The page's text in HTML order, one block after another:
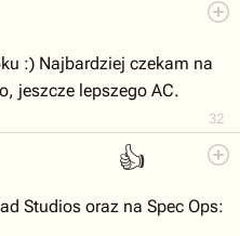
32
:) Najbardziej czekam na
jeszcze lepszego AC.
👍
Studios oraz na Spec Ops: